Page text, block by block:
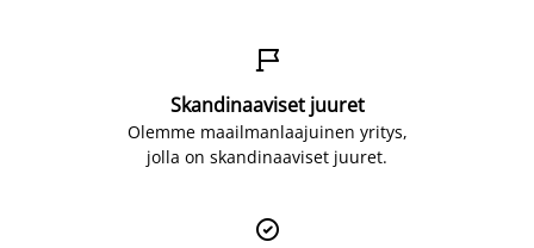

Skandinaaviset juuret
Olemme maailmanlaajuinen yritys,
jolla on skandinaaviset juuret.
